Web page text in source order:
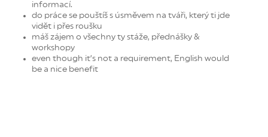
informací.
do práce se pouštíš s úsměvem na tváři, který ti jde
vidět i přes roušku
máš zájem o všechny ty stáže, přednášky &
workshopy
even though it’s not a requirement, English would
be a nice benefit